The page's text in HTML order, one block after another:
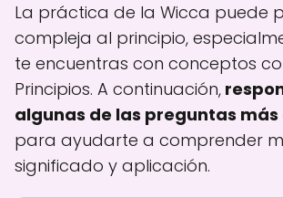
La práctica de la Wicca puede
compleja al principio,
te encuentras con conceptos
Principios. A continuación,
algunas de las preguntas más
para ayudarte a comprender
significado y aplicación.